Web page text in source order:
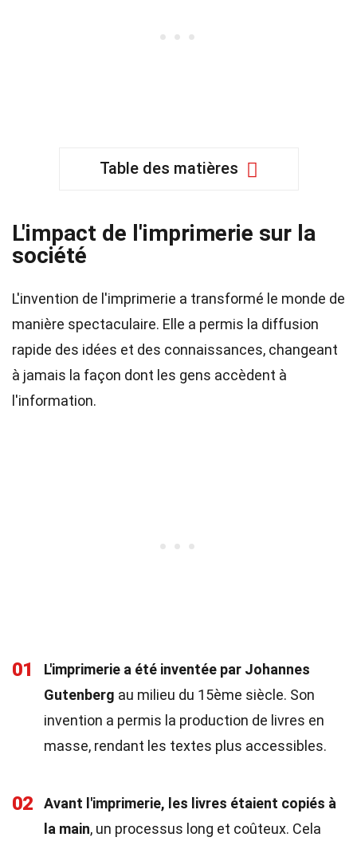
Table des matières
L'impact de l'imprimerie sur la
société
L'invention de l'imprimerie a transformé le monde de
manière spectaculaire. Elle a permis la diffusion
rapide des idées et des connaissances, changeant
à jamais la façon dont les gens accèdent à
l'information.
01
L'imprimerie a été inventée par Johannes
Gutenberg au milieu du 15ème siècle. Son
invention a permis la production de livres en
masse, rendant les textes plus accessibles.
02
Avant l'imprimerie, les livres étaient copiés à
la main, un processus long et coûteux. Cela